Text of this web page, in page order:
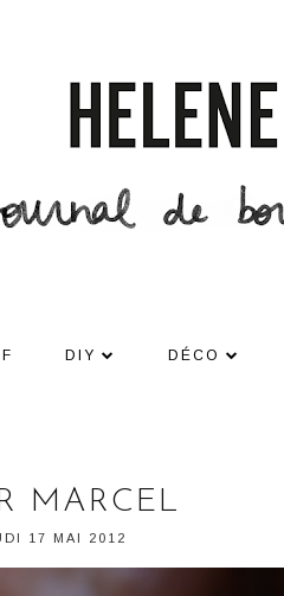
DIY DÉCO
MARCEL
17 MAI 2012